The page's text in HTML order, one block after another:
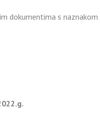
dokumentima s naznakom